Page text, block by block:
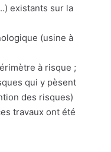
existants sur la
(usine à
à risque ;
qui y pèsent
des risques)
travaux ont été